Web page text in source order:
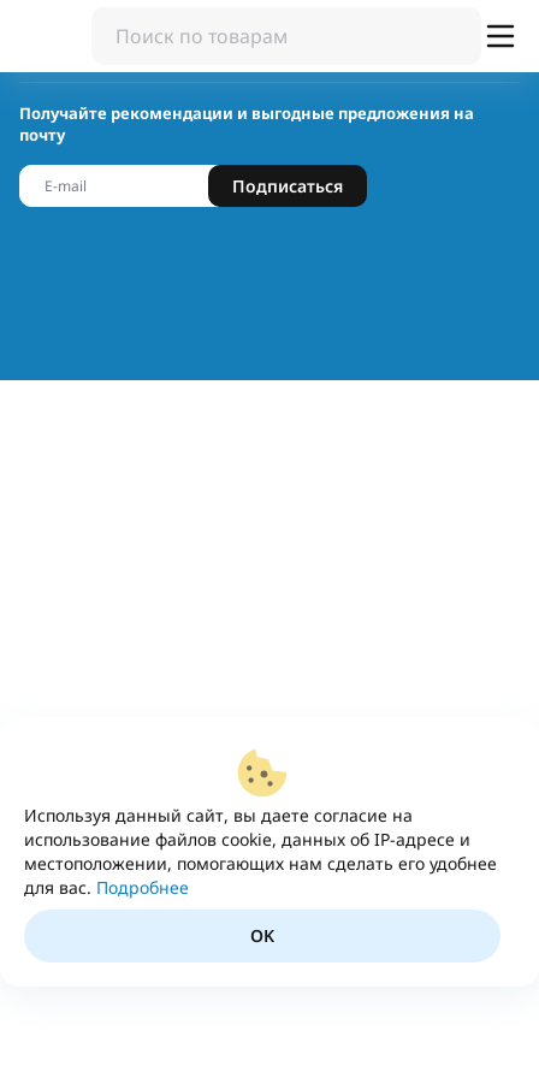
Используя данный сайт, вы даете согласие на
использование файлов cookie, данных об IP-адресе и
местоположении, помогающих нам сделать его удобнее
для вас. Подробнее
OK
Получайте рекомендации и выгодные предложения на
почту
Подписаться